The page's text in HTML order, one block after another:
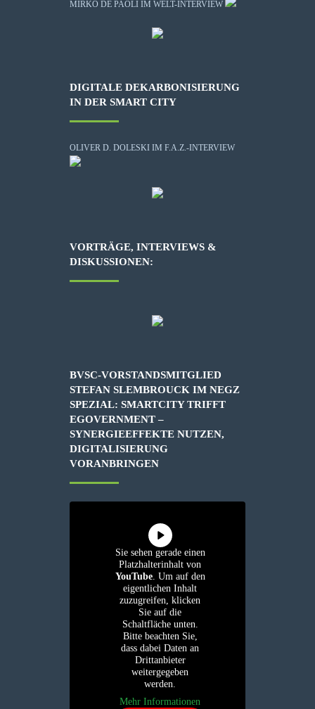
MIRKO DE PAOLI IM WELT-INTERVIEW
DIGITALE DEKARBONISIERUNG
IN DER SMART CITY
OLIVER D. DOLESKI IM F.A.Z.-INTERVIEW
VORTRÄGE, INTERVIEWS &
DISKUSSIONEN:
BVSC-VORSTANDSMITGLIED
STEFAN SLEMBROUCK IM NEGZ
SPEZIAL: SMARTCITY TRIFFT
EGOVERNMENT –
SYNERGIEEFFEKTE NUTZEN,
DIGITALISIERUNG
VORANBRINGEN
Sie sehen gerade einen
Platzhalterinhalt von
YouTube. Um auf den
eigentlichen Inhalt
zuzugreifen, klicken
Sie auf die
Schaltfläche unten.
Bitte beachten Sie,
dass dabei Daten an
Drittanbieter
weitergegeben
werden.
Mehr Informationen